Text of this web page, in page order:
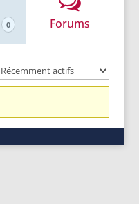
0 Forums